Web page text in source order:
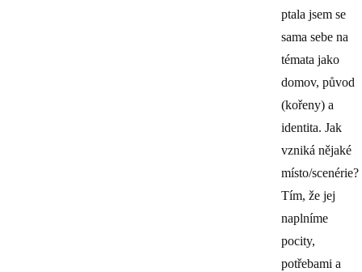
ptala jsem se
sama sebe na
témata jako
domov, původ
(kořeny) a
identita. Jak
vzniká nějaké
místo/scenérie?
Tím, že jej
naplníme
pocity,
potřebami a